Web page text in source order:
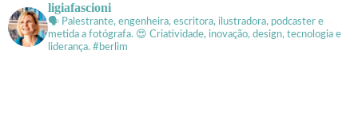
ligiafascioni
🗣 Palestrante, engenheira, escritora, ilustradora, podcaster e
metida a fotógrafa. 😍 Criatividade, inovação, design, tecnologia e
liderança. #berlim